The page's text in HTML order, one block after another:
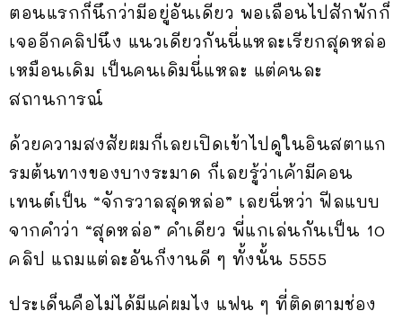
ตอนแรกก็นึกว่ามีอยู่อันเดียว พอเลื่อนไปสักพักก็
เจออีกคลิปนึง แนวเดียวกันนี่แหละเรียกสุดหล่อ
เหมือนเดิม เป็นคนเดิมนี่แหละ แต่คนละ
สถานการณ์
ด้วยความสงสัยผมก็เลยเปิดเข้าไปดูในอินสตาแก
รมต้นทางของบางระมาด ก็เลยรู้ว่าเค้ามีคอน
เทนต์เป็น “จักรวาลสุดหล่อ” เลยนี่หว่า ฟีลแบบ
จากคำว่า “สุดหล่อ” คำเดียว พี่แกเล่นกันเป็น 10
คลิป แถมแต่ละอันก็งานดี ๆ ทั้งนั้น 5555
ประเด็นคือไม่ได้มีแค่ผมไง แฟน ๆ ที่ติดตามช่อง